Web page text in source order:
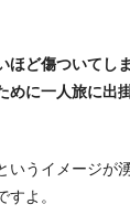
ほど傷ついてし
めに一人旅に出
いうイメージが
よ。